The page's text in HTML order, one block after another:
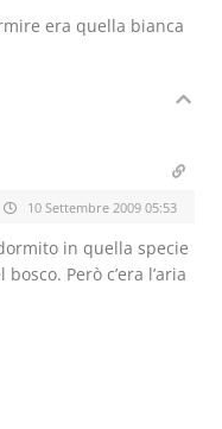
era quella bianca
10 Settembre 2009 05:53
in quella specie
Però c’era l’aria